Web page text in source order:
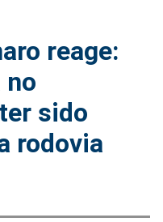
reage:
no
sido
rodovia